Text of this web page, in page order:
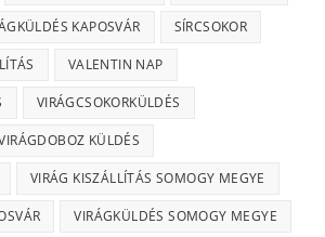
KAPOSVÁR SÍRCSOKOR
VALENTIN NAP
VIRÁGCSOKORKÜLDÉS
KÜLDÉS
VIRÁG KISZÁLLÍTÁS SOMOGY MEGYE
VIRÁGKÜLDÉS SOMOGY MEGYE